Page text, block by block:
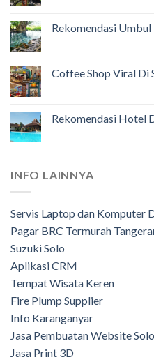
Rekomendasi
Coffee Shop Viral Di
Rekomendasi Hotel
INFO LAINNYA
Servis Laptop dan Komputer
Pagar BRC Termurah
Suzuki Solo
Aplikasi CRM
Tempat Wisata Keren
Fire Plump Supplier
Info Karanganyar
Jasa Pembuatan Website Solo
Jasa Print 3D